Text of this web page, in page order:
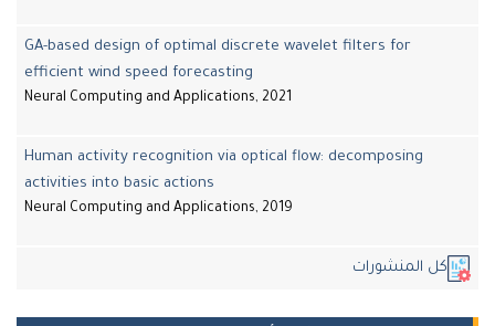
GA-based design of optimal discrete wavelet filters for
efficient wind speed forecasting
Neural Computing and Applications, 2021
Human activity recognition via optical flow: decomposing
activities into basic actions
Neural Computing and Applications, 2019
كل المنشورات